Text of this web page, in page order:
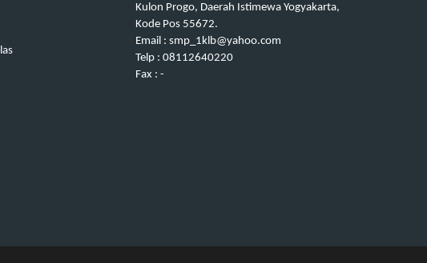
Kulon Progo, Daerah Istimewa Yogyakarta,
Kode Pos 55672.
Email : smp_1klb@yahoo.com
Telp : 08112640220
Fax : -